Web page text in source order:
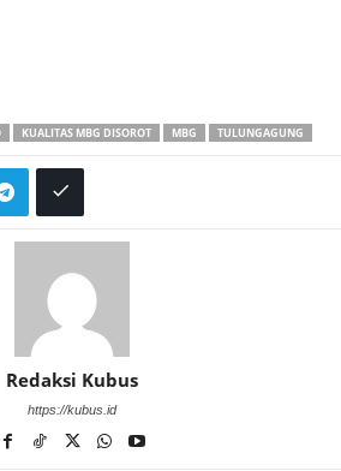
KUALITAS MBG DISOROT MBG TULUNGAGUNG
Redaksi Kubus
https://kubus.id